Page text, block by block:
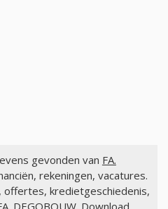
gevonden van FA.
rekeningen, vacatures.
offertes, kredietgeschiedenis,